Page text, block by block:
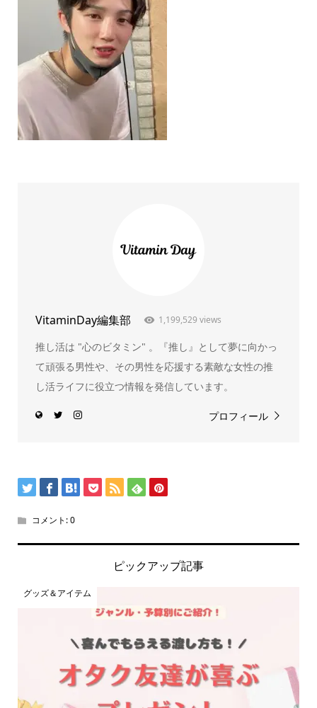
VitaminDay編集部 1,199,529 views
推し活は "心のビタミン" 。『推し』として夢に向かっ
て頑張る男性や、その男性を応援する素敵な女性の推
し活ライフに役立つ情報を発信しています。
プロフィール
コメント:0
ピックアップ記事
グッズ＆アイテム